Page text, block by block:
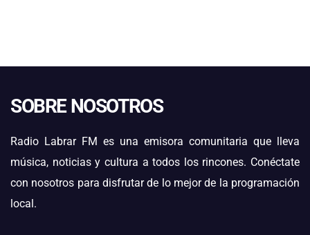
SOBRE NOSOTROS
Radio Labrar FM es una emisora comunitaria que lleva
música, noticias y cultura a todos los rincones. Conéctate
con nosotros para disfrutar de lo mejor de la programación
local.